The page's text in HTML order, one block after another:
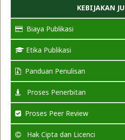
KEBIJAKAN
Biaya Publikasi
Etika Publikasi
Panduan Penulisan
Proses Penerbitan
Proses Peer Review
Hak Cipta dan Licenci